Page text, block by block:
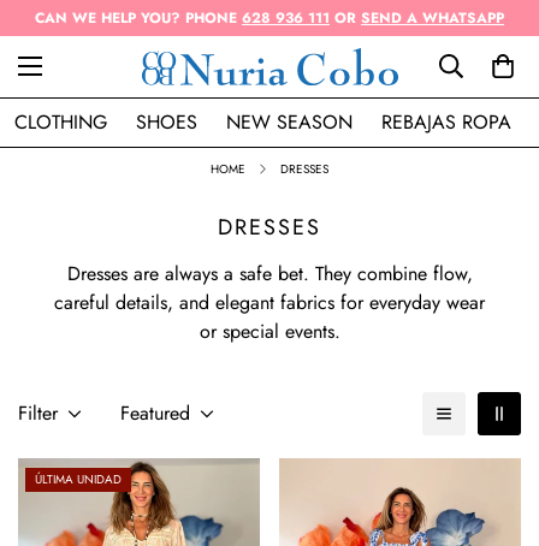
CAN WE HELP YOU? PHONE 628 936 111 OR SEND A WHATSAPP
CLOTHING SHOES NEW SEASON REBAJAS ROPA
HOME DRESSES
DRESSES
Dresses are always a safe bet. They combine flow,
careful details, and elegant fabrics for everyday wear
or special events.
Filter Featured
ÚLTIMA UNIDAD